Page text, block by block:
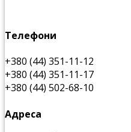
Телефони
+380 (44) 351-11-12
+380 (44) 351-11-17
+380 (44) 502-68-10
Адреса